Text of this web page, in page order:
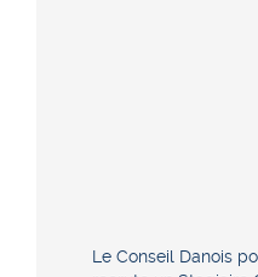
Le Conseil Danois